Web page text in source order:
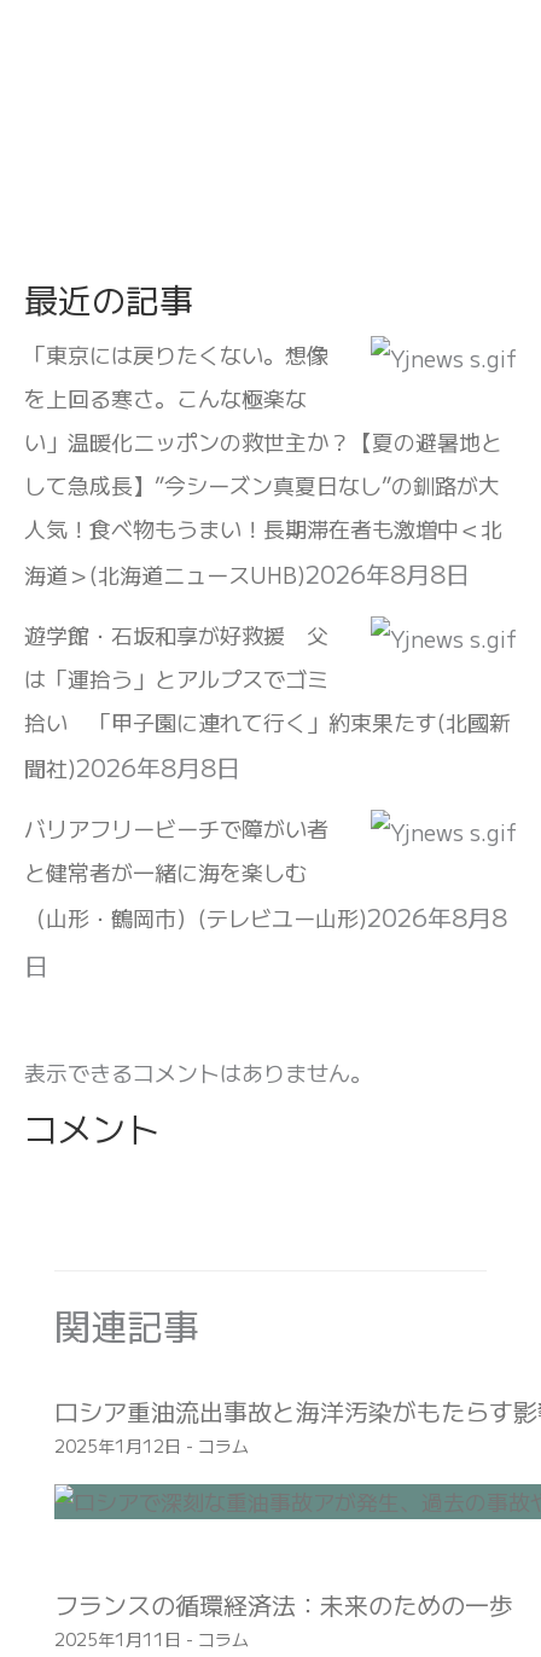
最近の記事
「東京には戻りたくない。想像
を上回る寒さ。こんな極楽な
い」温暖化ニッポンの救世主か？【夏の避暑地と
して急成長】”今シーズン真夏日なし”の釧路が大
人気！食べ物もうまい！長期滞在者も激増中＜北
海道＞(北海道ニュースUHB)2026年8月8日
遊学館・石坂和享が好救援 父
は「運拾う」とアルプスでゴミ
拾い 「甲子園に連れて行く」約束果たす(北國新
聞社)2026年8月8日
バリアフリービーチで障がい者
と健常者が一緒に海を楽しむ
（山形・鶴岡市）(テレビユー山形)2026年8月8
日
表示できるコメントはありません。
コメント
関連記事
ロシア重油流出事故と海洋汚染がもたらす
2025年1月12日 - コラム
フランスの循環経済法：未来のための一歩
2025年1月11日 - コラム